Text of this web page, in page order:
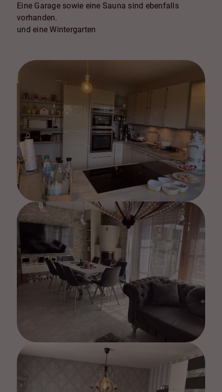
Eine Garage sowie eine Sauna sind ebenfalls
vorhanden.
und eine Wintergarten